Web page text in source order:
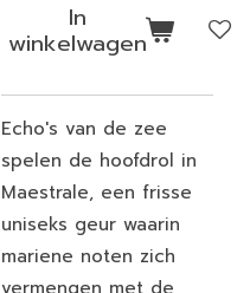
In
winkelwagen
Echo's van de zee
spelen de hoofdrol in
Maestrale, een frisse
uniseks geur waarin
mariene noten zich